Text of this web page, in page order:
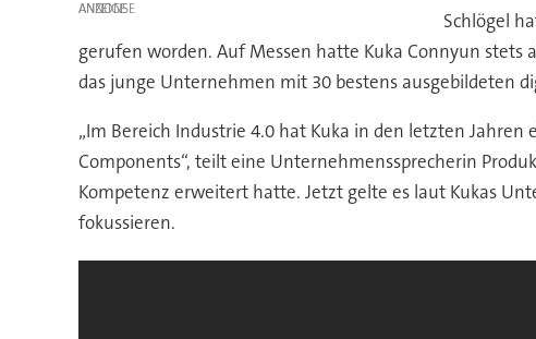
ANZEIGE
Schlögel
gerufen worden. Auf Messen hatte Kuka Connyun stets
das junge Unternehmen mit 30 bestens ausgebildeten
„Im Bereich Industrie 4.0 hat Kuka in den letzten
Components“, teilt eine Unternehmenssprecherin
Kompetenz erweitert hatte. Jetzt gelte es laut Kukas
fokussieren.